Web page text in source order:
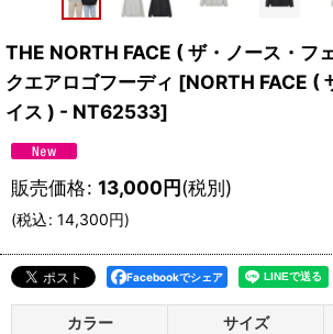
THE NORTH FACE ( ザ・ノース・フ
クエアロゴフーディ [NORTH FACE (
イス ) - NT62533]
販売価格: 13,000円(税別)
(税込: 14,300円)
Facebookでシェア
カラー サイズ